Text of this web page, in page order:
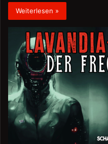
Weiterlesen »